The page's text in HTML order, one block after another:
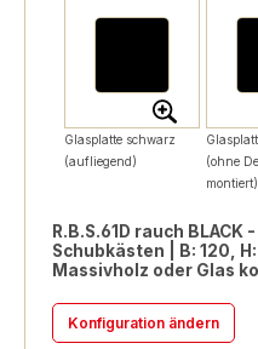
Glasplatte schwarz
(aufliegend)
(ohne
montiert)
R.B.S.61D rauch
Schubkästen | B: 120,
Massivholz oder Glas
Konfiguration ändern